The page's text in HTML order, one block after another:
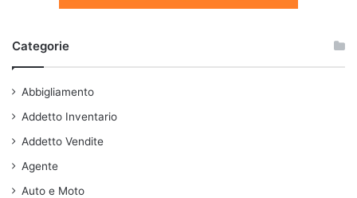
Categorie
Abbigliamento
Addetto Inventario
Addetto Vendite
Agente
Auto e Moto